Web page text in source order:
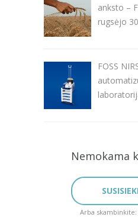
anksto –
rugsėjo
FOSS
Nemokama
Arba skambinkite: